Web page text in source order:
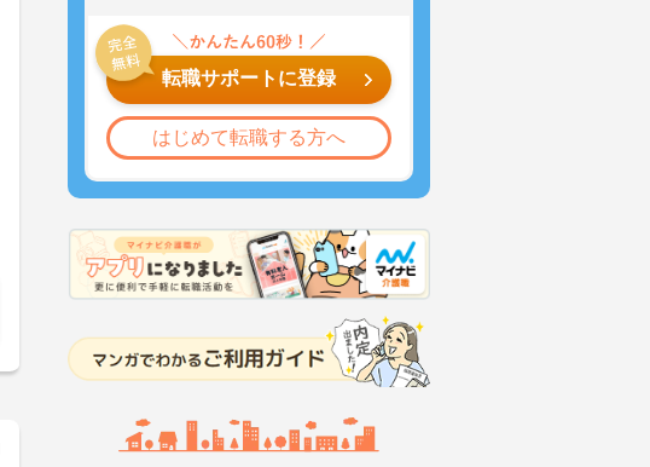
転職サポートに登録
はじめて転職する方へ